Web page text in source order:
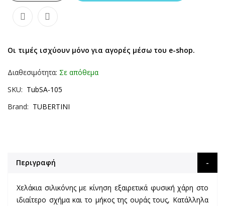
Οι τιμές ισχύουν μόνο για αγορές μέσω του e-shop.
Διαθεσιμότητα: Σε απόθεμα
SKU
TubSA-105
Brand
TUBERTINI
Περιγραφή
Χελάκια σιλικόνης με κίνηση εξαιρετικά φυσική χάρη στο
ιδιαίτερο σχήμα και το μήκος της ουράς τους, Κατάλληλα